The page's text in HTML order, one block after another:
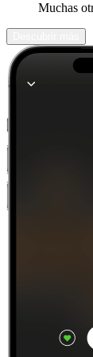
Muchas